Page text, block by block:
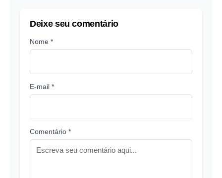
Deixe seu comentário
Nome *
E-mail *
Comentário *